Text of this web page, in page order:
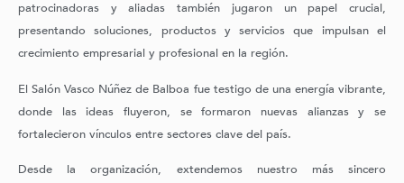
patrocinadoras y aliadas también jugaron un papel crucial,
presentando soluciones, productos y servicios que impulsan el
crecimiento empresarial y profesional en la región.
El Salón Vasco Núñez de Balboa fue testigo de una energía vibrante,
donde las ideas fluyeron, se formaron nuevas alianzas y se
fortalecieron vínculos entre sectores clave del país.
Desde la organización, extendemos nuestro más sincero